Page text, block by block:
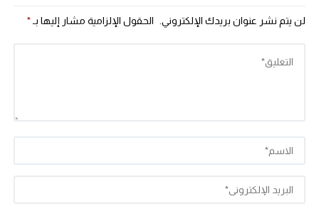
لن يتم نشر عنوان بريدك الإلكتروني. الحقول الإلزامية مشار إليها بـ*